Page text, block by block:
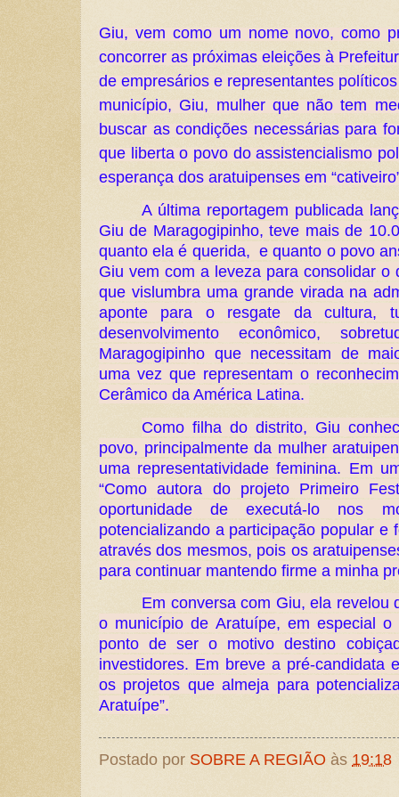
Giu, vem como um nome novo, como
concorrer as próximas eleições à
de empresários e representantes
município, Giu, mulher que não tem
buscar as condições necessárias para
que liberta o povo do assistencialismo
esperança dos aratuipenses em
A última reportagem publicada
Giu de Maragogipinho, teve mais de
quanto ela é querida, e quanto o povo
Giu vem com a leveza para consolidar o
que vislumbra uma grande virada na
aponte para o resgate da cultura,
desenvolvimento econômico,
Maragogipinho que necessitam de
uma vez que representam o
Cerâmico da América Latina.
Como filha do distrito, Giu
povo, principalmente da mulher
uma representatividade feminina. Em
“Como autora do projeto Primeiro
oportunidade de executá-lo nos
potencializando a participação popular e
através dos mesmos, pois os
para continuar mantendo firme a minha
Em conversa com Giu, ela revelou
o município de Aratuípe, em especial
ponto de ser o motivo destino
investidores. Em breve a pré-candidata
os projetos que almeja para
Aratuípe”.
Postado por SOBRE A REGIÃO às 19:18